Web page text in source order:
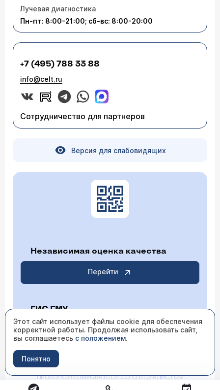
Лучевая диагностика
Пн-пт: 8:00-21:00; сб-вс: 8:00-20:00
+7 (495) 788 33 88
info@celt.ru
Сотрудничество для партнеров
Версия для слабовидящих
Независимая оценка качества
Перейти
ГИС ГМУ
Перейти
ИМЕЮТСЯ ПРОТИВОПОКАЗАНИЯ НЕОБХОДИМО
ПРОКОНСУЛЬТИРОВАТЬСЯ СО СПЕЦИАЛИСТОМ
Этот сайт использует файлы cookie для обеспечения
корректной работы. Продолжая использовать сайт,
вы соглашаетесь с положением.
Понятно